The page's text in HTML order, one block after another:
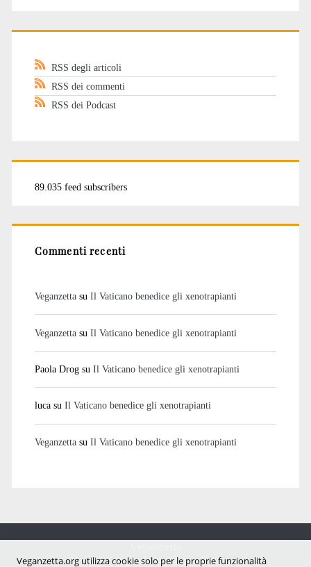
RSS degli articoli
RSS dei commenti
RSS dei Podcast
89.035 feed subscribers
Commenti recenti
Veganzettasu Il Vaticano benedice gli xenotrapianti
Veganzettasu Il Vaticano benedice gli xenotrapianti
Paola Drogsu Il Vaticano benedice gli xenotrapianti
lucasu Il Vaticano benedice gli xenotrapianti
Veganzettasu Il Vaticano benedice gli xenotrapianti
Notizie dal mondo vegan e antispecista
Veganzetta.org utilizza cookie solo per le proprie funzionalità